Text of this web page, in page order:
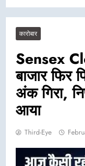
कारोबार
Sensex
बाजार
अंक गिरा,
आया
Third-Eye